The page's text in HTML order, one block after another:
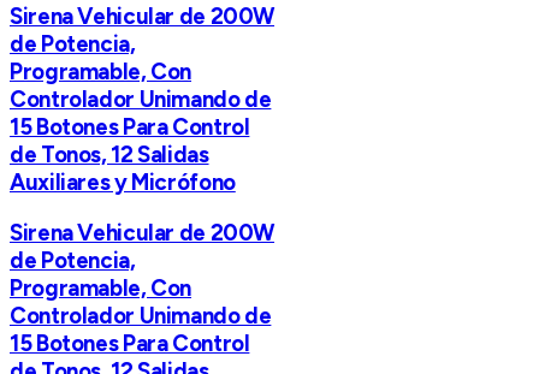
Sirena Vehicular de 200W
de Potencia,
Programable, Con
Controlador Unimando de
15 Botones Para Control
de Tonos, 12 Salidas
Auxiliares y Micrófono
Sirena Vehicular de 200W
de Potencia,
Programable, Con
Controlador Unimando de
15 Botones Para Control